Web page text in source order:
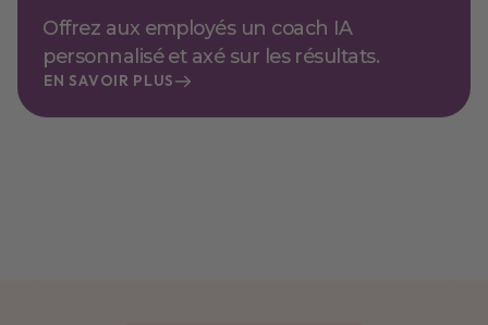
Offrez aux employés un coach IA
personnalisé et axé sur les résultats.
EN SAVOIR PLUS